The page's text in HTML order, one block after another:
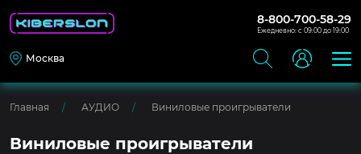
8-800-700-58-29
Ежедневно: с 09:00 до 19:00
Москва
Главная АУДИО Виниловые проигрыватели
Виниловые проигрыватели